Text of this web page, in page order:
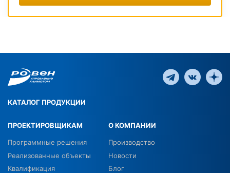
КАТАЛОГ ПРОДУКЦИИ
ПРОЕКТИРОВЩИКАМ
Программные решения
Реализованные объекты
Квалификация
О КОМПАНИИ
Производство
Новости
Блог